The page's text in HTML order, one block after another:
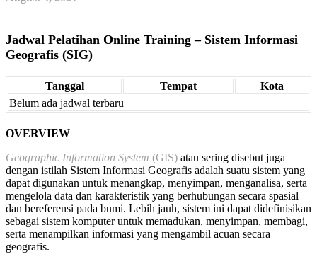
Jadwal Pelatihan Online Training – Sistem Informasi
Geografis (SIG)
Tanggal Tempat
Kota
Belum ada jadwal terbaru
OVERVIEW
Geographic Information System (GIS) atau sering disebut juga
dengan istilah Sistem Informasi Geografis adalah suatu sistem yang
dapat digunakan untuk menangkap, menyimpan, menganalisa, serta
mengelola data dan karakteristik yang berhubungan secara spasial
dan bereferensi pada bumi. Lebih jauh, sistem ini dapat didefinisikan
sebagai sistem komputer untuk memadukan, menyimpan, membagi,
serta menampilkan informasi yang mengambil acuan secara
geografis.